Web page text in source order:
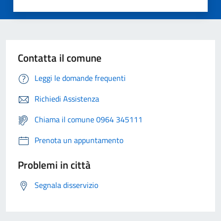
Contatta il comune
Leggi le domande frequenti
Richiedi Assistenza
Chiama il comune 0964 345111
Prenota un appuntamento
Problemi in città
Segnala disservizio